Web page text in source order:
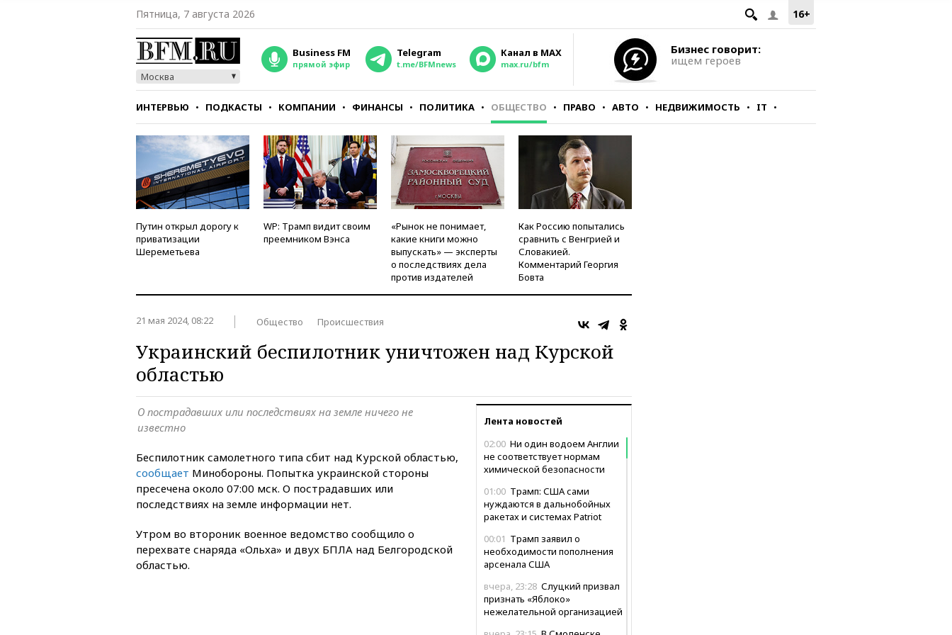
16+
Пятница, 7 августа 2026
Москва
Business FM
прямой эфир
Telegram
t.me/BFMnews
Канал в MAX
max.ru/bfm
Бизнес говорит:
ищем героев
ИНТЕРВЬЮ ПОДКАСТЫ КОМПАНИИ ФИНАНСЫ ПОЛИТИКА ОБЩЕСТВО ПРАВО АВТО НЕДВИЖИМОСТЬ IT
СТИЛЬ ТЕСТЫ
Путин открыл дорогу к
приватизации
Шереметьева
WP: Трамп видит своим
преемником Вэнса
«Рынок не понимает,
какие книги можно
выпускать» — эксперты
о последствиях дела
против издателей
Как Россию попытались
сравнить с Венгрией и
Словакией.
Комментарий Георгия
Бовта
21 мая 2024, 08:22 Общество Происшествия
Украинский беспилотник уничтожен над Курской
областью
Лента новостей
02:00 Ни один водоем Англии
не соответствует нормам
химической безопасности
01:00 Трамп: США сами
нуждаются в дальнобойных
ракетах и системах Patriot
00:01 Трамп заявил о
необходимости пополнения
арсенала США
вчера, 23:28 Слуцкий призвал
признать «Яблоко»
нежелательной организацией
О пострадавших или последствиях на земле ничего не
известно
Беспилотник самолетного типа сбит над Курской областью,
сообщает Минобороны. Попытка украинской стороны
пресечена около 07:00 мск. О пострадавших или
последствиях на земле информации нет.
Утром во второник военное ведомство сообщило о
перехвате снаряда «Ольха» и двух БПЛА над Белгородской
областью.